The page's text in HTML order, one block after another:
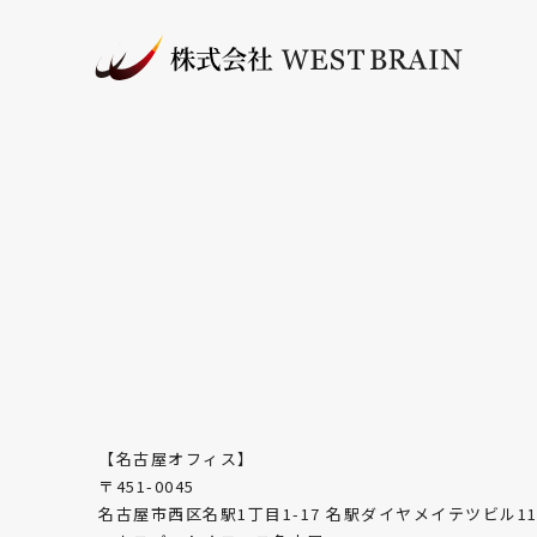
【名古屋オフィス】
〒451-0045
名古屋市西区名駅1丁目1-17 名駅ダイヤメイテツビル